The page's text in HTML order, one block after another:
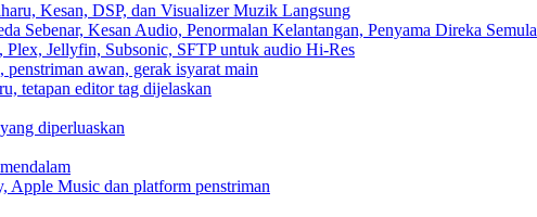
Kesan, DSP, dan Visualizer Muzik Langsung
Sebenar, Kesan Audio, Penormalan Kelantangan, Penyama Direka Semula
Plex, Jellyfin, Subsonic, SFTP untuk audio Hi-Res
awan, gerak isyarat main
tetapan editor tag dijelaskan
diperluaskan
Apple Music dan platform penstriman